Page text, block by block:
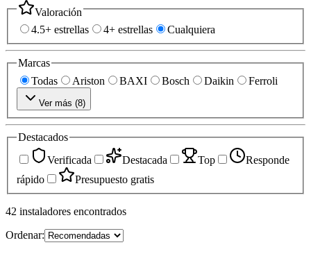
Valoración
4.5+ estrellas
4+ estrellas Cualquiera
Marcas
Todas
Ariston BAXI Bosch Daikin Ferroli
Ver más (8)
Destacados
Verificada
Destacada Top
Responde
rápido
Presupuesto gratis
42 instaladores encontrados
Ordenar: